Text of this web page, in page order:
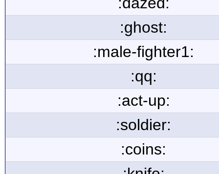
:ghost:
:male-fighter1:
:qq:
:act-up:
:soldier:
:coins: